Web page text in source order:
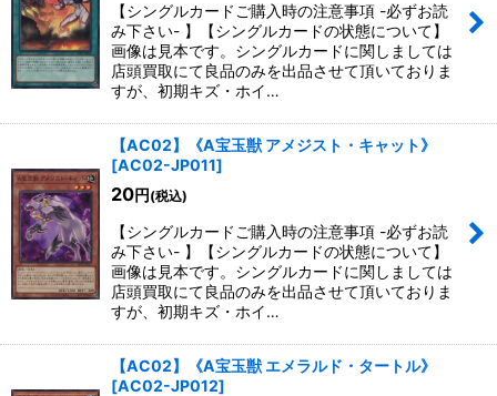
【シングルカードご購入時の注意事項 -必ずお読
み下さい- 】【シングルカードの状態について】
画像は見本です。シングルカードに関しましては
店頭買取にて良品のみを出品させて頂いておりま
すが、初期キズ・ホイ…
【AC02】《A宝玉獣 アメジスト・キャット》
[AC02-JP011]
20円 (税込)
【シングルカードご購入時の注意事項 -必ずお読
み下さい- 】【シングルカードの状態について】
画像は見本です。シングルカードに関しましては
店頭買取にて良品のみを出品させて頂いておりま
すが、初期キズ・ホイ…
【AC02】《A宝玉獣 エメラルド・タートル》
[AC02-JP012]